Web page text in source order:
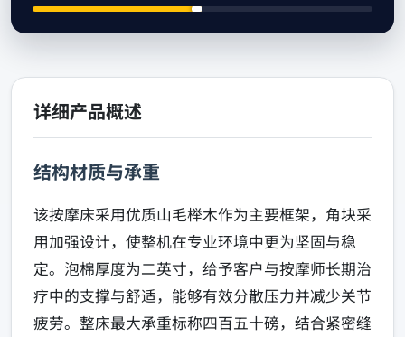
详细产品概述
结构材质与承重
该按摩床采用优质山毛榉木作为主要框架，角块采
用加强设计，使整机在专业环境中更为坚固与稳
定。泡棉厚度为二英寸，给予客户与按摩师长期治
疗中的支撑与舒适，能够有效分散压力并减少关节
疲劳。整床最大承重标称四百五十磅，结合紧密缝